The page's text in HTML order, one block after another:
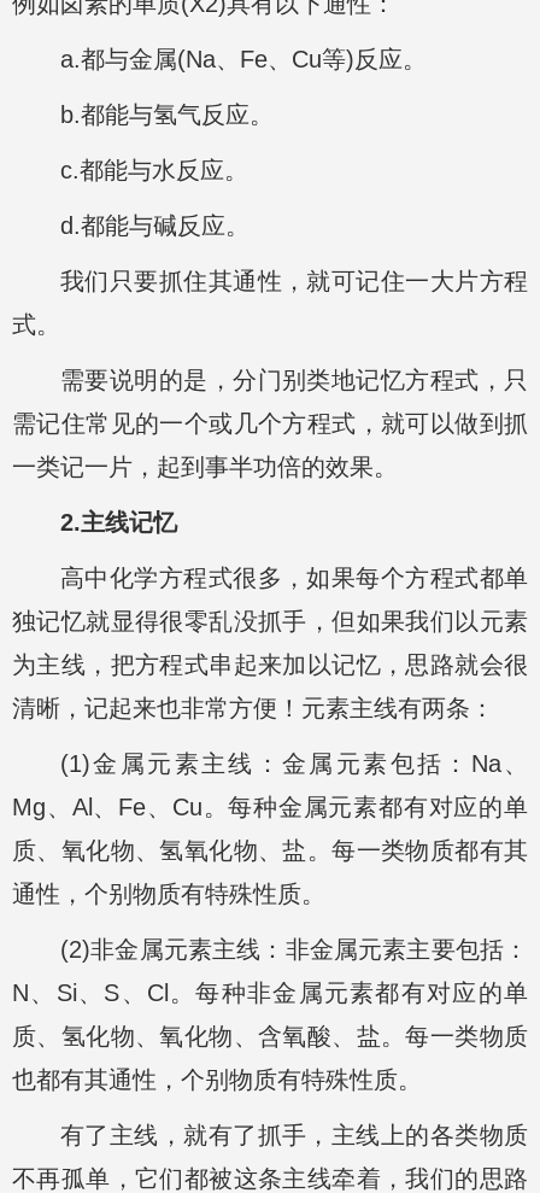
a.都与金属(Na、Fe、Cu等)反应。
b.都能与氢气反应。
c.都能与水反应。
d.都能与碱反应。
我们只要抓住其通性，就可记住一大片方程
式。
需要说明的是，分门别类地记忆方程式，只
需记住常见的一个或几个方程式，就可以做到抓
一类记一片，起到事半功倍的效果。
2.主线记忆
高中化学方程式很多，如果每个方程式都单
独记忆就显得很零乱没抓手，但如果我们以元素
为主线，把方程式串起来加以记忆，思路就会很
清晰，记起来也非常方便！元素主线有两条：
(1)金属元素主线：金属元素包括：Na、
Mg、Al、Fe、Cu。每种金属元素都有对应的单
质、氧化物、氢氧化物、盐。每一类物质都有其
通性，个别物质有特殊性质。
(2)非金属元素主线：非金属元素主要包括：
N、Si、S、Cl。每种非金属元素都有对应的单
质、氢化物、氧化物、含氧酸、盐。每一类物质
也都有其通性，个别物质有特殊性质。
有了主线，就有了抓手，主线上的各类物质
不再孤单，它们都被这条主线牵着，我们的思路